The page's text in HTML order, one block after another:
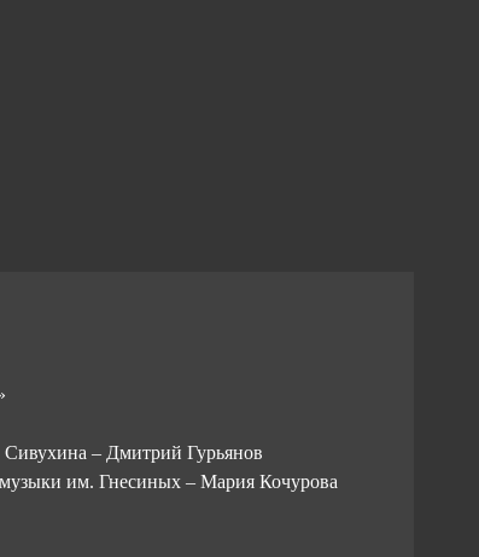
– Дмитрий Гурьянов
им. Гнесиных – Мария Кочурова